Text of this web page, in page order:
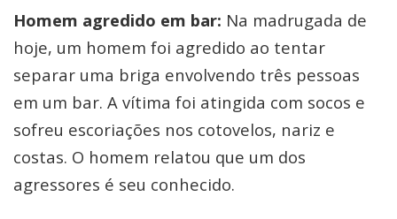
Homem agredido em bar: Na madrugada de
hoje, um homem foi agredido ao tentar
separar uma briga envolvendo três pessoas
em um bar. A vítima foi atingida com socos e
sofreu escoriações nos cotovelos, nariz e
costas. O homem relatou que um dos
agressores é seu conhecido.